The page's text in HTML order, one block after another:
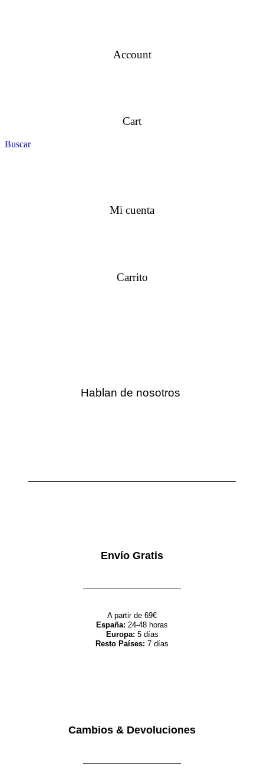
Account
Cart
Buscar
Mi cuenta
Carrito
Hablan de nosotros
Envío Gratis
A partir de 69€
España: 24-48 horas
Europa: 5 días
Resto Países: 7 días
Cambios & Devoluciones